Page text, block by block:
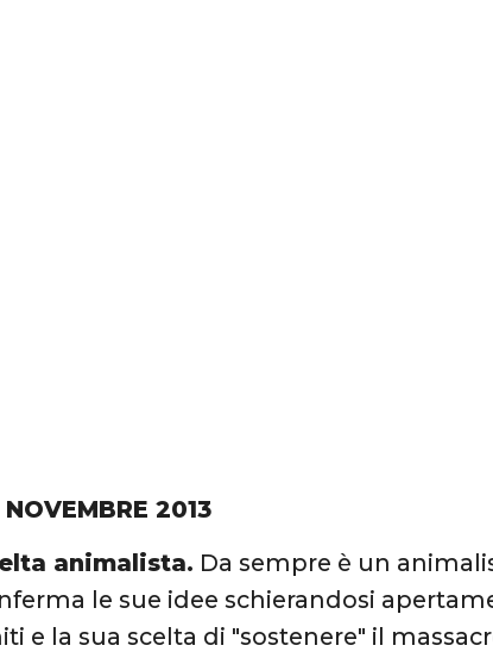
2013
animalista. Da sempre è un
le sue idee schierandosi
e la sua scelta di "sostenere" il